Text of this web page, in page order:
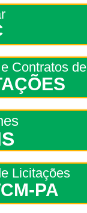
Contratos de
Licitações
PA